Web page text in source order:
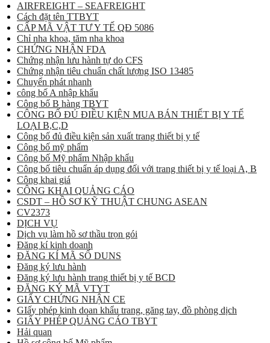
AIRFREIGHT – SEAFREIGHT
Cách đặt tên TTBYT
CẤP MÃ VẬT TƯ Y TẾ QĐ 5086
Chỉ nha khoa, tăm nha khoa
CHỨNG NHẬN FDA
Chứng nhận lưu hành tự do CFS
Chứng nhận tiêu chuẩn chất lượng ISO 13485
Chuyển phát nhanh
công bố A nhập khẩu
Công bố B hàng TBYT
CÔNG BỐ ĐỦ ĐIỀU KIỆN MUA BÁN THIẾT BỊ Y TẾ
LOẠI B,C,D
Công bố đủ điều kiện sản xuất trang thiết bị y tế
Công bố mỹ phẩm
Công bố Mỹ phẩm Nhập khẩu
Công bố tiêu chuẩn áp dụng đối với trang thiết bị y tế loại A, B
Công khai giá
CÔNG KHAI QUẢNG CÁO
CSDT – HỒ SƠ KỸ THUẬT CHUNG ASEAN
CV2373
DỊCH VỤ
Dịch vụ làm hồ sơ thầu trọn gói
Đăng kí kinh doanh
ĐĂNG KÍ MÃ SỐ DUNS
Đăng ký lưu hành
Đăng ký lưu hành trang thiết bị y tế BCD
ĐĂNG KÝ MÃ VTYT
GIẤY CHỨNG NHẬN CE
GIấy phép kinh doan khẩu trang, găng tay, đồ phòng dịch
GIẤY PHÉP QUẢNG CÁO TBYT
Hải quan